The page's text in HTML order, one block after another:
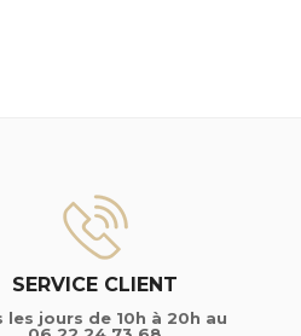
SERVICE CLIENT
les jours de 10h à 20h au